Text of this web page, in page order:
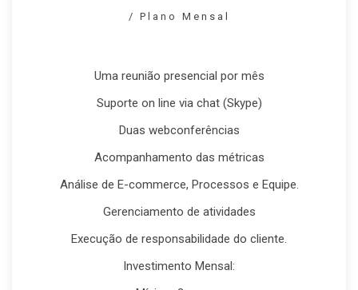
/ Plano Mensal
Uma reunião presencial por mês
Suporte on line via chat (Skype)
Duas webconferências
Acompanhamento das métricas
Análise de E-commerce, Processos e Equipe.
Gerenciamento de atividades
Execução de responsabilidade do cliente.
Investimento Mensal: